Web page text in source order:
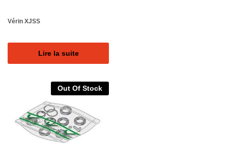
Vérin XJSS
Lire la suite
Out Of Stock